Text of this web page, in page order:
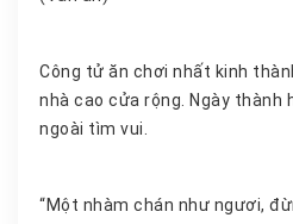
Công tử ăn chơi nhất kinh
nhà cao cửa rộng. Ngày thành hôn bỏ mặc
ngoài tìm vui.
“Một nhàm chán như ngươi, đừng mơ tưởng sẽ thích